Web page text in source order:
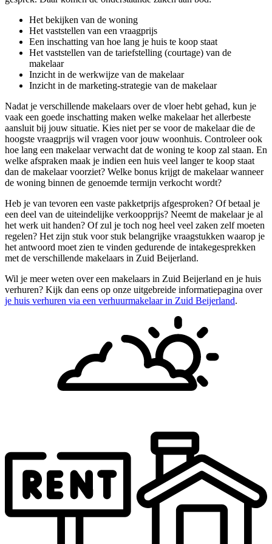
Het bekijken van de woning
Het vaststellen van een vraagprijs
Een inschatting van hoe lang je huis te koop staat
Het vaststellen van de tariefstelling (courtage) van de
makelaar
Inzicht in de werkwijze van de makelaar
Inzicht in de marketing-strategie van de makelaar
Nadat je verschillende makelaars over de vloer hebt gehad, kun je
vaak een goede inschatting maken welke makelaar het allerbeste
aansluit bij jouw situatie. Kies niet per se voor de makelaar die de
hoogste vraagprijs wil vragen voor jouw woonhuis. Controleer ook
hoe lang een makelaar verwacht dat de woning te koop zal staan. En
welke afspraken maak je indien een huis veel langer te koop staat
dan de makelaar voorziet? Welke bonus krijgt de makelaar wanneer
de woning binnen de genoemde termijn verkocht wordt?
Heb je van tevoren een vaste pakketprijs afgesproken? Of betaal je
een deel van de uiteindelijke verkoopprijs? Neemt de makelaar je al
het werk uit handen? Of zul je toch nog heel veel zaken zelf moeten
regelen? Het zijn stuk voor stuk belangrijke vraagstukken waarop je
het antwoord moet zien te vinden gedurende de intakegesprekken
met de verschillende makelaars in Zuid Beijerland.
Wil je meer weten over een makelaars in Zuid Beijerland en je huis
verhuren? Kijk dan eens op onze uitgebreide informatiepagina over
je huis verhuren via een verhuurmakelaar in Zuid Beijerland.